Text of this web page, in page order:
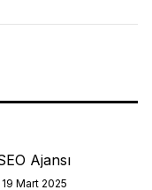
Ajansı
19 Mart 2025